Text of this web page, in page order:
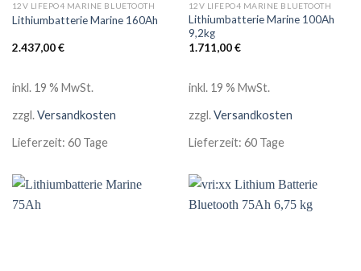
12V LIFEPO4 MARINE BLUETOOTH
Lithiumbatterie Marine 160Ah
2.437,00€
inkl. 19 % MwSt.
zzgl.Versandkosten
Lieferzeit: 60 Tage
12V LIFEPO4 MARINE BLUETOOTH
Lithiumbatterie Marine 100Ah
9,2kg
1.711,00€
inkl. 19 % MwSt.
zzgl.Versandkosten
Lieferzeit: 60 Tage